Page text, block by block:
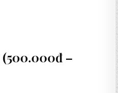
–